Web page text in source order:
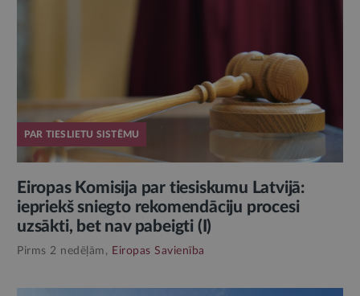
PAR TIESLIETU SISTĒMU
Eiropas Komisija par tiesiskumu Latvijā:
iepriekš sniegto rekomendāciju procesi
uzsākti, bet nav pabeigti (I)
Pirms 2 nedēļām, Eiropas Savienība